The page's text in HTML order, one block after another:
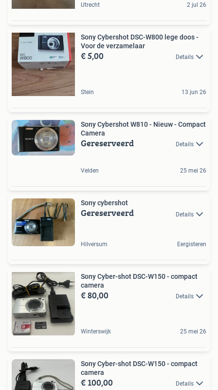
Utrecht 2 jul 26
Sony Cybershot DSC-W800 lege doos -
Voor de verzamelaar
€ 5,00 Details
Stein 13 jun 26
Sony Cybershot W810 - Nieuw - Compact
Camera
Gereserveerd Details
Velden 25 mei 26
Sony cybershot
Gereserveerd Details
Hilversum Eergisteren
Sony Cyber-shot DSC-W150 - compact
camera
€ 80,00 Details
Winterswijk 25 mei 26
Sony Cyber-shot DSC-W150 - compact
camera
€ 100,00 Details